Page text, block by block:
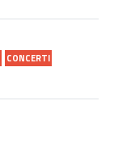
CONCERTI